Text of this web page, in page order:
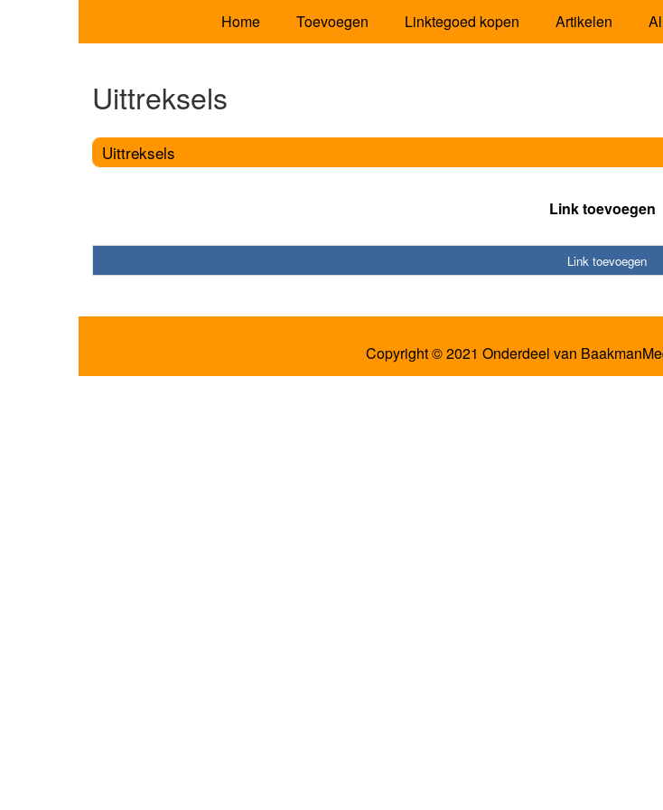
Home Toevoegen Linktegoed kopen Artikelen
Uittreksels
Uittreksels
Link toevoegen
Link toevoegen
Copyright © 2021 Onderdeel van